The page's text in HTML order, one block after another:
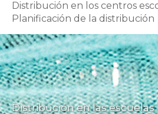
Distribución en los centros
Planificación de la distribución
Distribución en las escuelas